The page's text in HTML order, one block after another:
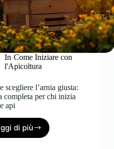
In Come Iniziare con
l'Apicoltura
scegliere l’arnia giusta:
completa per chi inizia
api
di più
Come